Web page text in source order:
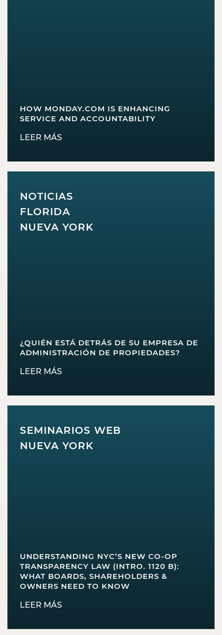
HOW MONDAY.COM IS ENHANCING
SERVICE AND ACCOUNTABILITY
LEER MÁS
NOTICIAS
FLORIDA
NUEVA YORK
¿QUIÉN ESTÁ DETRÁS DE SU EMPRESA DE
ADMINISTRACIÓN DE PROPIEDADES?
LEER MÁS
SEMINARIOS WEB
NUEVA YORK
UNDERSTANDING NYC’S NEW CO-OP
TRANSPARENCY LAW (INTRO. 1120 B):
WHAT BOARDS, SHAREHOLDERS &
OWNERS NEED TO KNOW
LEER MÁS